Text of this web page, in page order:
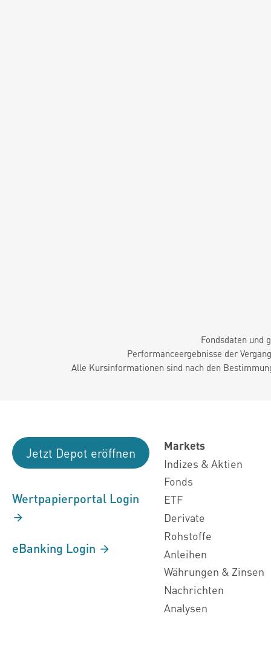
Fondsdaten und
Performanceergebnisse der
Alle Kursinformationen sind nach den
Jetzt Depot eröffnen
Wertpapierportal Login
eBanking Login
Markets
Indizes & Aktien
Fonds
ETF
Derivate
Rohstoffe
Anleihen
Währungen & Zinsen
Nachrichten
Analysen